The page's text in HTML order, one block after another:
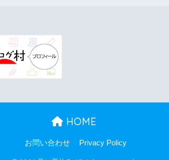
HOME
お問い合わせ Privacy Policy